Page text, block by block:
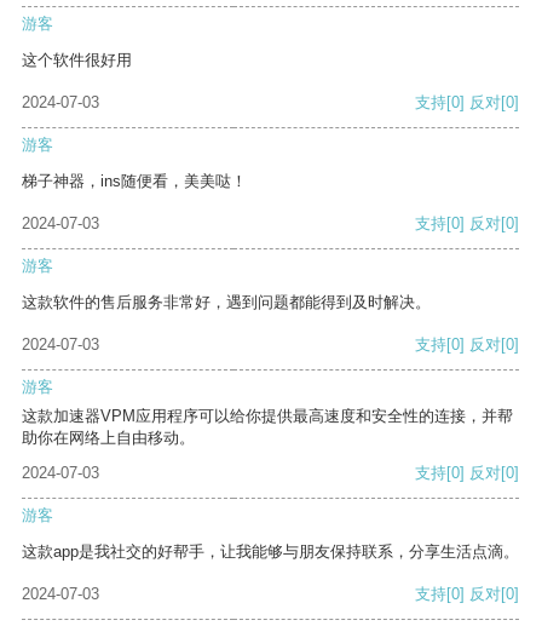
游客
这个软件很好用
2024-07-03 支持[0] 反对[0]
游客
梯子神器，ins随便看，美美哒！
2024-07-03 支持[0] 反对[0]
游客
这款软件的售后服务非常好，遇到问题都能得到及时解决。
2024-07-03 支持[0] 反对[0]
游客
这款加速器VPM应用程序可以给你提供最高速度和安全性的连接，并帮
助你在网络上自由移动。
2024-07-03
支持[0] 反对[0]
游客
这款app是我社交的好帮手，让我能够与朋友保持联系，分享生活点滴。
2024-07-03 支持[0] 反对[0]